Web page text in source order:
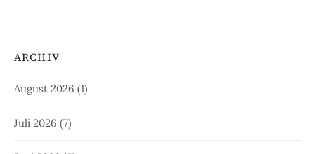
ARCHIV
August 2026 (1)
Juli 2026 (7)